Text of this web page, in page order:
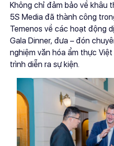
Không chỉ đảm bảo về khâu
5S Media đã thành công
Temenos về các hoạt động
Gala Dinner, đưa – đón
nghiệm văn hóa ẩm thực
trình diễn ra sự kiện.